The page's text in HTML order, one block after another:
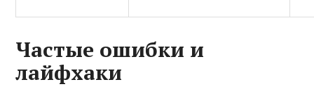
Частые ошибки и
лайфхаки